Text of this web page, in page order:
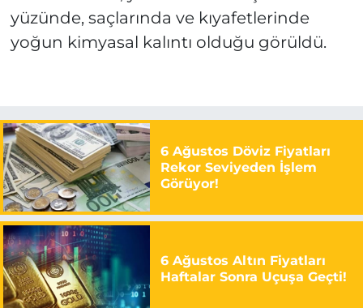
yüzünde, saçlarında ve kıyafetlerinde
yoğun kimyasal kalıntı olduğu görüldü.
6 Ağustos Döviz Fiyatları
Rekor Seviyeden İşlem
Görüyor!
6 Ağustos Altın Fiyatları
Haftalar Sonra Uçuşa Geçti!